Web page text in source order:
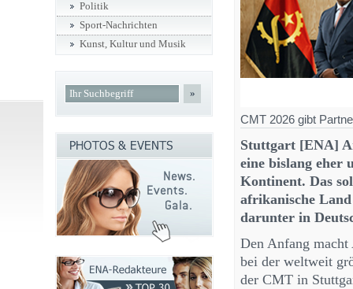
CMT 2026 gibt
Stuttgart [ENA]
eine bislang eher
Kontinent. Das
afrikanische
darunter in
Den Anfang macht
bei der weltweit
der CMT in
Politik
Sport-Nachrichten
Kunst, Kultur und Musik
»